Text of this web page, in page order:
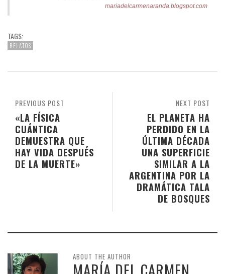
mariadelcarmenaranda.blogspot.com
TAGS:
RELATOS
NEXT POST
EL PLANETA HA
PERDIDO EN LA
ÚLTIMA DÉCADA
UNA SUPERFICIE
SIMILAR A LA
ARGENTINA POR LA
DRAMÁTICA TALA
DE BOSQUES
PREVIOUS POST
«LA FÍSICA
CUÁNTICA
DEMUESTRA QUE
HAY VIDA DESPUÉS
DE LA MUERTE»
ABOUT THE AUTHOR